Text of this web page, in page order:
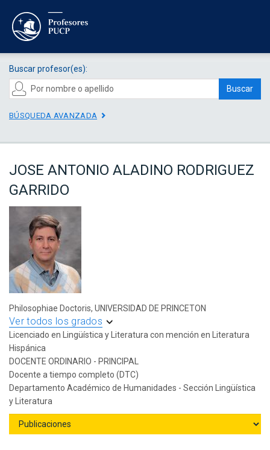
Buscar profesor(es):
Buscar
BÚSQUEDA AVANZADA
JOSE ANTONIO ALADINO RODRIGUEZ
GARRIDO
Philosophiae Doctoris, UNIVERSIDAD DE PRINCETON
Ver todos los grados
Licenciado en Lingüística y Literatura con mención en Literatura
Hispánica
DOCENTE ORDINARIO - PRINCIPAL
Docente a tiempo completo (DTC)
Departamento Académico de Humanidades - Sección Lingüística
y Literatura